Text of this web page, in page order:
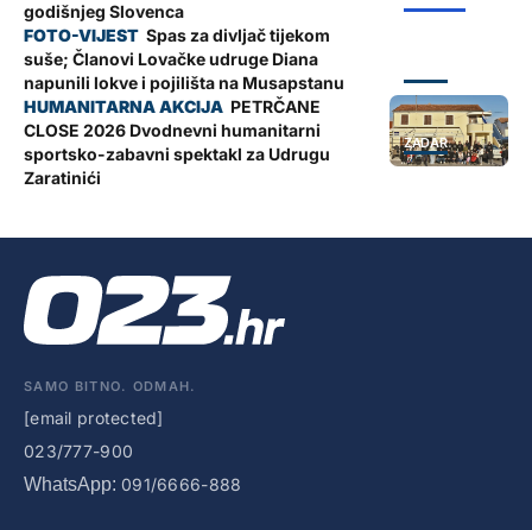
godišnjeg Slovenca
Spas za divljač tijekom
suše; Članovi Lovačke udruge Diana
napunili lokve i pojilišta na Musapstanu
ZADAR
PETRČANE
CLOSE 2026 Dvodnevni humanitarni
sportsko-zabavni spektakl za Udrugu
Zaratinići
SAMO BITNO. ODMAH.
[email protected]
023/777-900
WhatsApp: 091/6666-888